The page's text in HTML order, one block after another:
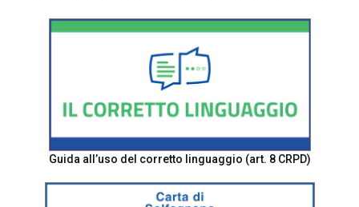
Guida all’uso del corretto linguaggio (art. 8 CRPD)